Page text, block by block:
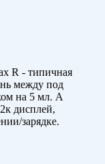
R - типичная
между под
на 5 мл. А
дисплей,
зарядке.